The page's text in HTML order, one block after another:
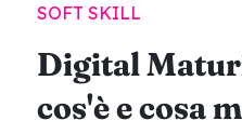
SOFT SKILL
Digital
cos'è e cosa